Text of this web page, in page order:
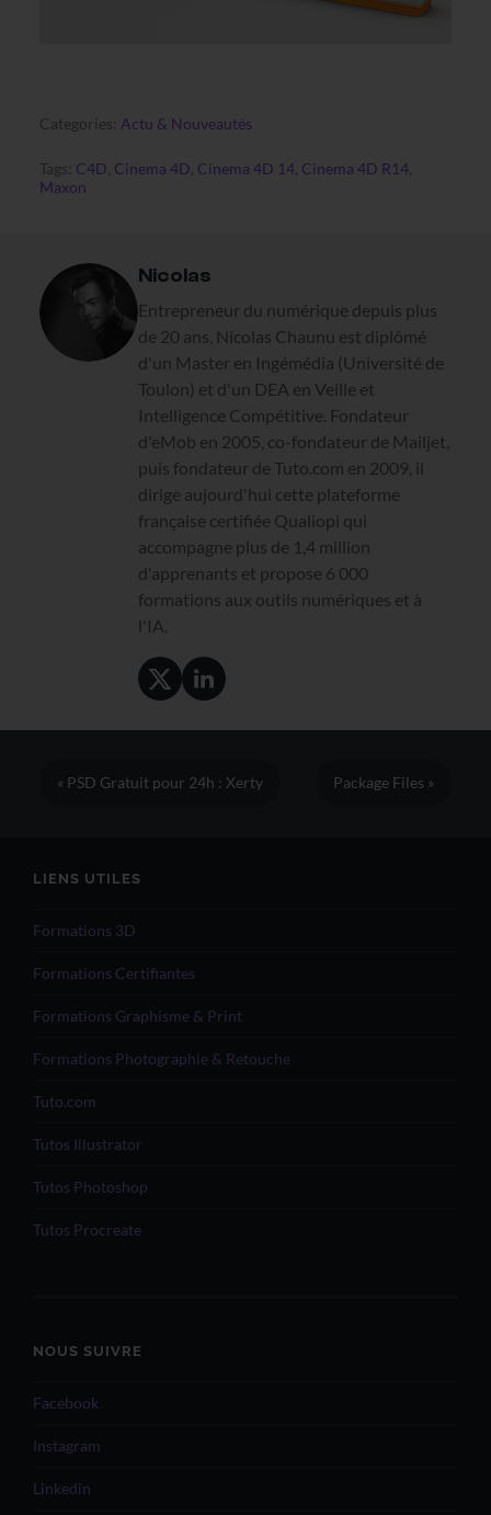
Categories: Actu & Nouveautés
Tags: C4D Cinema 4D Cinema 4D 14, Cinema 4D R14,
Maxon
Nicolas
Entrepreneur du numérique depuis plus
de 20 ans, Nicolas Chaunu est diplômé
d'un Master en Ingémédia (Université de
Toulon) et d'un DEA en Veille et
Intelligence Compétitive. Fondateur
d'eMob en 2005, co-fondateur de Mailjet,
puis fondateur de Tuto.com en 2009, il
dirige aujourd'hui cette plateforme
française certifiée Qualiopi qui
accompagne plus de 1,4 million
d'apprenants et propose 6 000
formations aux outils numériques et à
l'IA.
« PSD Gratuit pour 24h : Xerty Package Files »
LIENS UTILES
Formations 3D
Formations Certifiantes
Formations Graphisme & Print
Formations Photographie & Retouche
Tuto.com
Tutos Illustrator
Tutos Photoshop
Tutos Procreate
NOUS SUIVRE
Facebook
Instagram
Linkedin